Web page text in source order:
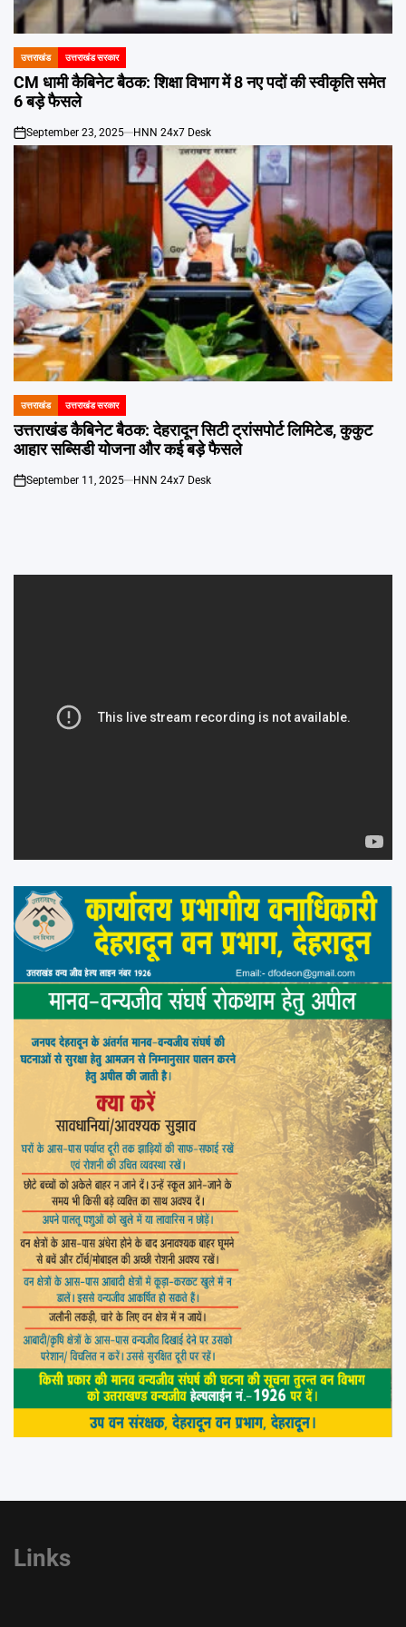
POSTED
IN
उत्तराखंड उत्तराखंड सरकार
CM धामी कैबिनेट बैठक: शिक्षा विभाग में 8 नए पदों की स्वीकृति समेत
6 बड़े फैसले
on
September 23, 2025 HNN 24x7 Desk
POSTED
IN
उत्तराखंड उत्तराखंड सरकार
उत्तराखंड कैबिनेट बैठक: देहरादून सिटी ट्रांसपोर्ट लिमिटेड, कुकुट
आहार सब्सिडी योजना और कई बड़े फैसले
on
September 11, 2025 HNN 24x7 Desk
Links